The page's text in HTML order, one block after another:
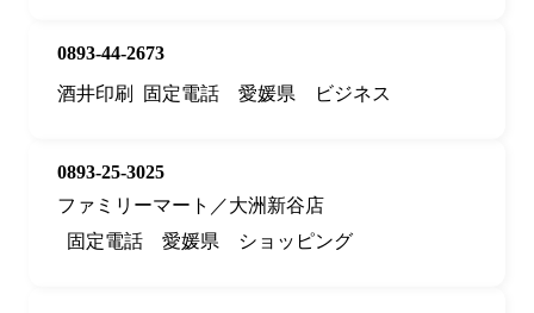
0893-44-2673
酒井印刷
固定電話 愛媛県 ビジネス
0893-25-3025
ファミリーマート／大洲新谷店
固定電話
愛媛県 ショッピング